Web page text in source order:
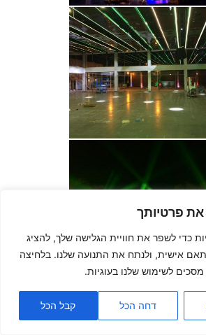
את פרטיותך
כדי לשפר את חוויית הגלישה שלך, להציג
אישית, ולנתח את התנועה שלנו. בלחיצה
לשימוש שלנו בעוגיות.
דחה הכל קבל הכל